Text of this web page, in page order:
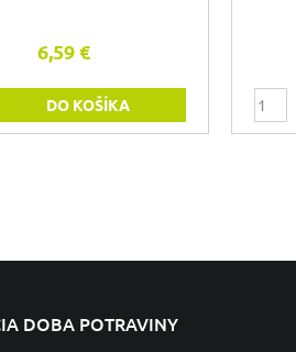
6,59 €
DO KOŠÍKA
DOBA POTRAVINY